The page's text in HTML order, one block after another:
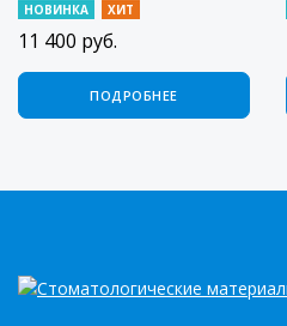
НОВИНКА ХИТ
11 400 руб.
ПОДРОБНЕЕ